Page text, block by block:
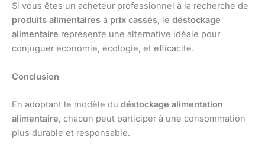
Si vous êtes un acheteur professionnel à la recherche de
produits alimentaires à prix cassés, le déstockage
alimentaire représente une alternative idéale pour
conjuguer économie, écologie, et efficacité.
Conclusion
En adoptant le modèle du déstockage alimentation
alimentaire, chacun peut participer à une consommation
plus durable et responsable.